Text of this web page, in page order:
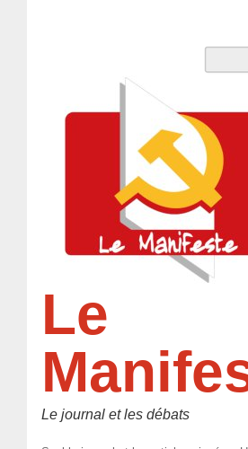
Le
Le journal et les débats